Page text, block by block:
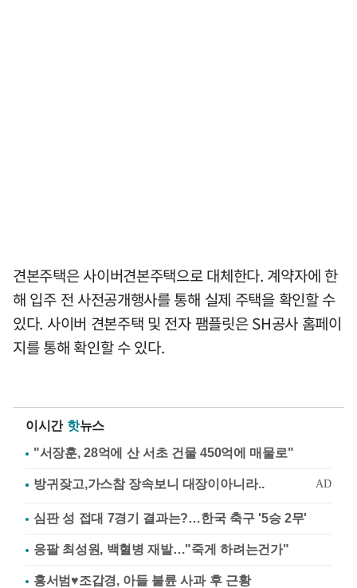
견본주택은 사이버견본주택으로 대체한다. 계약자에 한
해 입주 전 사전공개행사를 통해 실제 주택을 확인할 수
있다. 사이버 견본주택 및 전자 팸플릿은 SH공사 홈페이
지를 통해 확인할 수 있다.
이시간 핫뉴스
"서장훈, 28억에 산 서초 건물 450억에 매물로"
심판 성 접대 7경기 결과는?…한국 축구 '5승 2무'
응팔 최성원, 백혈병 재발…"죽게 하려는건가"
홍서범♥조갑경, 아들 불륜 사과 후 근황